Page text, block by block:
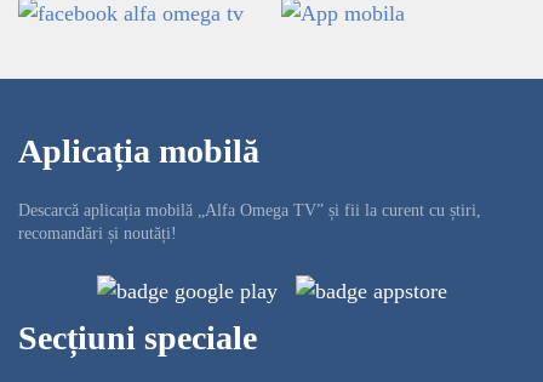
Aplicația mobilă
Descarcă aplicația mobilă „Alfa Omega TV” și fii la curent cu știri,
recomandări și noutăți!
Secțiuni speciale